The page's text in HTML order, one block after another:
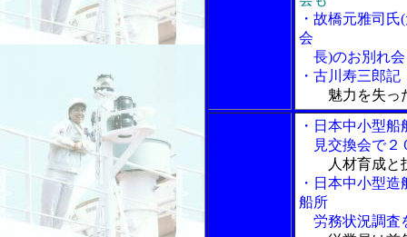
・故橋元雅司
会
長)のお別れ会
・古川寿三郎
魅力を失っ
・日本中小型
見交換会で２
人材育成と
・日本中小型
船所
労務状況調査